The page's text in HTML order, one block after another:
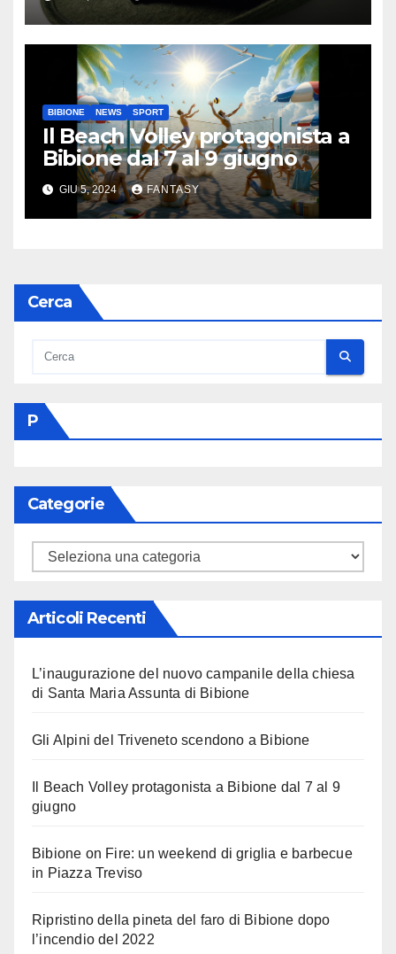
BIBIONE NEWS SPORT
Il Beach Volley protagonista a
Bibione dal 7 al 9 giugno
GIU 5, 2024 FANTASY
Cerca
P
Categorie
Categorie
Articoli Recenti
L’inaugurazione del nuovo campanile della chiesa
di Santa Maria Assunta di Bibione
Gli Alpini del Triveneto scendono a Bibione
Il Beach Volley protagonista a Bibione dal 7 al 9
giugno
Bibione on Fire: un weekend di griglia e barbecue
in Piazza Treviso
Ripristino della pineta del faro di Bibione dopo
l’incendio del 2022